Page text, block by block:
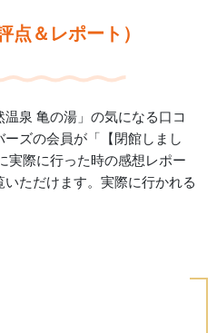
点＆レポート）
温泉 亀の湯」の気になる口コ
ズの会員が「【閉館しまし
実際に行った時の感想レポー
ただけます。実際に行かれる